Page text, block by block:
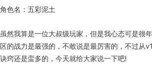
角色名：五彩泥土
虽然我算是一位大叔级玩家，但是我心态可是很
区的战力是最强的，不敢说是最厉害的，不过从
诀窍还是蛮多的，今天就给大家说一下吧!